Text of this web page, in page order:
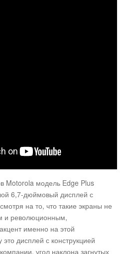
Motorola модель Edge Plus
6,7-дюймовый дисплей с
на то, что такие экраны не
и революционным,
именно на этой
это дисплей с конструкцией
угол наклона загнутых